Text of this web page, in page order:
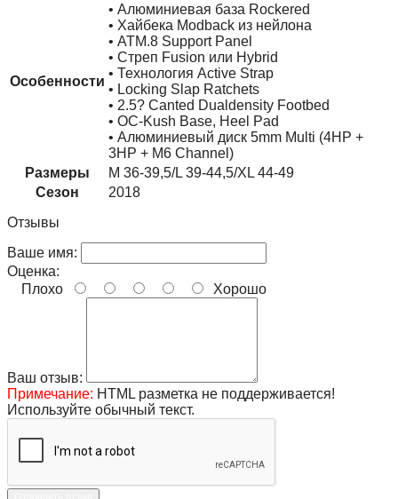
Особенности
• Алюминиевая база Rockered
• Хайбека Modback из нейлона
• ATM.8 Support Panel
• Стреп Fusion или Hybrid
• Технология Active Strap
• Locking Slap Ratchets
• 2.5? Canted Dualdensity Footbed
• OC-Kush Base, Heel Pad
• Алюминиевый диск 5mm Multi (4HP +
3HP + M6 Channel)
Размеры
M 36-39,5/L 39-44,5/XL 44-49
Сезон
2018
Отзывы
Ваше имя:
Оценка:
Плохо
Хорошо
Ваш отзыв:
Примечание: HTML разметка не поддерживается!
Используйте обычный текст.